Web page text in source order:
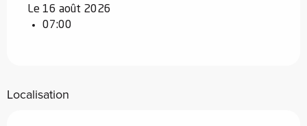
Le 16 août 2026
07:00
Localisation